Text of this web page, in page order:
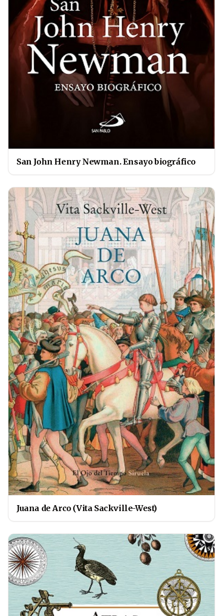
San John Henry Newman. Ensayo biográfico
Juana de Arco (Vita Sackville-West)